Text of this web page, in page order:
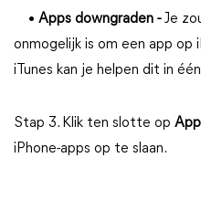
• Apps downgraden -Je
onmogelijk is om een app op
iTunes kan je helpen dit in
Stap 3. Klik ten slotte op
iPhone-apps op te slaan.